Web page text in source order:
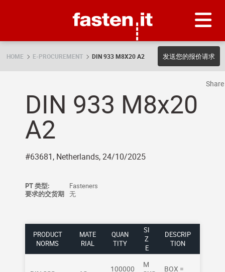
HOME E-PROCUREMENT DIN 933 M8X20 A2 发送您的报价请求
DIN 933 M8x20
A2
#63681, Netherlands, 24/10/2025
PT 类型:
Fasteners
要求的交货期 无
PRODUCT
NORMS
MATE
RIAL
QUAN
TITY
SI
Z
E
DESCRIP
TION
100000
M
BOX =
Share